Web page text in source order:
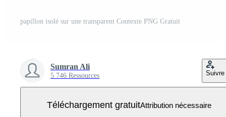
papillon isolé sur une transparent Contexte PNG Gratuit
Sumran Ali
5 746 Ressources Suivre
Téléchargement gratuitAttribution nécessaire